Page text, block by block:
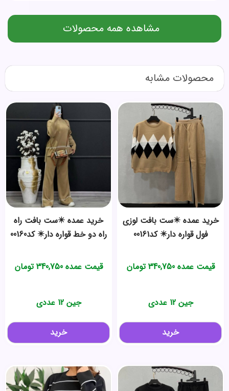
مشاهده همه محصولات
محصولات مشابه
خرید عمده ✴️ست بافت لوزی
فول قواره دار✴️ کد00161
قیمت عمده340,750 تومان
جین 12 عددی
خرید
خرید عمده ✴️ست بافت راه
راه دو خط قواره دار✴️ کد00160
قیمت عمده340,750 تومان
جین 12 عددی
خرید